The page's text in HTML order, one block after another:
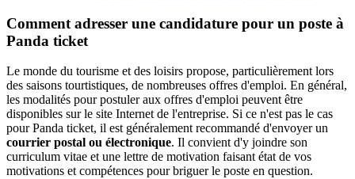
Comment adresser une candidature pour un poste à
Panda ticket
Le monde du tourisme et des loisirs propose, particulièrement lors
des saisons tourtistiques, de nombreuses offres d'emploi. En général,
les modalités pour postuler aux offres d'emploi peuvent être
disponibles sur le site Internet de l'entreprise. Si ce n'est pas le cas
pour Panda ticket, il est généralement recommandé d'envoyer un
courrier postal ou électronique. Il convient d'y joindre son
curriculum vitae et une lettre de motivation faisant état de vos
motivations et compétences pour briguer le poste en question.